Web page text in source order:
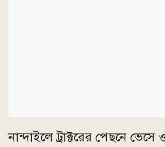
নান্দাইলে ট্রাক্টরের পেছনে